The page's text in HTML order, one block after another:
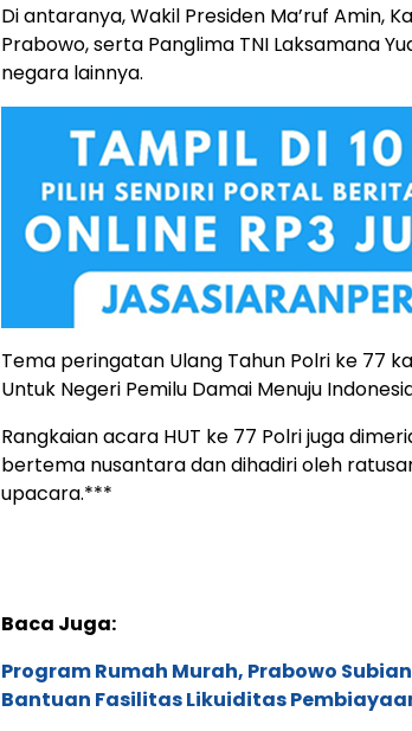
Di antaranya, Wakil Presiden Ma’ruf Amin,
Prabowo, serta Panglima TNI Laksamana
negara lainnya.
Tema peringatan Ulang Tahun Polri ke 77
Untuk Negeri Pemilu Damai Menuju
Rangkaian acara HUT ke 77 Polri juga
bertema nusantara dan dihadiri oleh
upacara.***
Baca Juga:
Program Rumah Murah, Prabowo
Bantuan Fasilitas Likuiditas